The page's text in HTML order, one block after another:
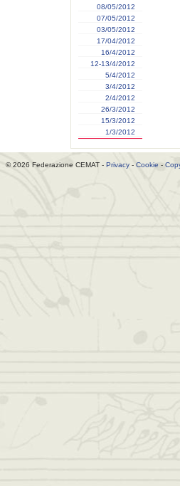
08/05/2012
07/05/2012
03/05/2012
17/04/2012
16/4/2012
12-13/4/2012
5/4/2012
3/4/2012
2/4/2012
26/3/2012
15/3/2012
1/3/2012
© 2026 Federazione CEMAT - Privacy - Cookie -